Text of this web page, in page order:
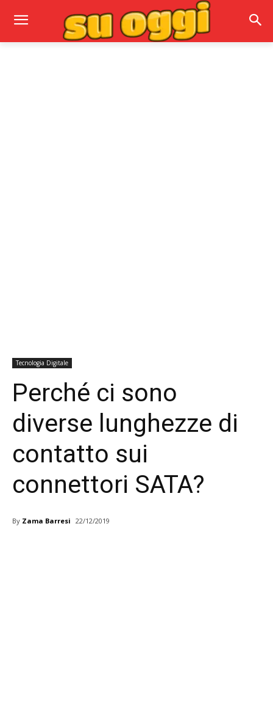
Tecnologia Digitale
Perché ci sono
diverse lunghezze di
contatto sui
connettori SATA?
By Zama Barresi 22/12/2019